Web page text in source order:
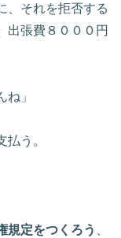
それを拒否する
出張費８０００円
」
う。
規定をつくろう